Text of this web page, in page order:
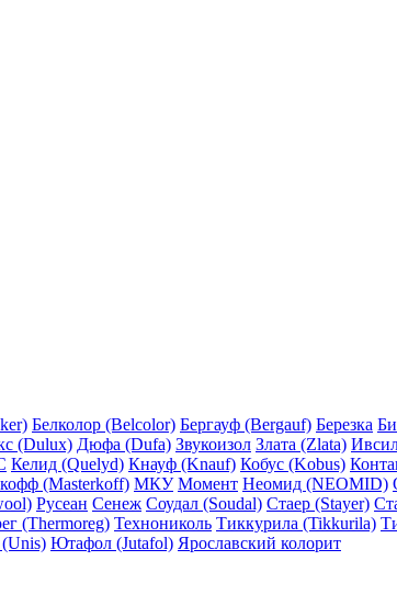
Белколор (Belcolor) Бергауф (Bergauf) Березка
(Dulux) Дюфа (Dufa) Звукоизол Злата (Zlata)
Келид (Quelyd) Кнауф (Knauf) Кобус (Kobus)
(Masterkoff) МКУ Момент Неомид (NEOMID)
Русеан Сенеж Соудал (Soudal) Стаер (Stayer)
(Thermoreg) Технониколь Тиккурила (Tikkurila)
Ютафол (Jutafol) Ярославский колорит